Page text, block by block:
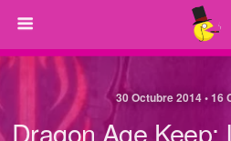
30 Octubre 2014 • 16
Dragon Age